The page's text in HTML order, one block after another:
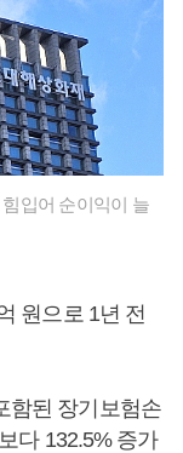
입어 순이익이 늘
원으로 1년 전
함된 장기보험손
다 132.5% 증가